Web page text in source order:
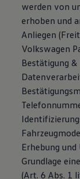
werden von
erhoben und
Anliegen
Volkswagen
Bestätigung
Erhebung
Grundlage
(Art. 6 Abs. 1